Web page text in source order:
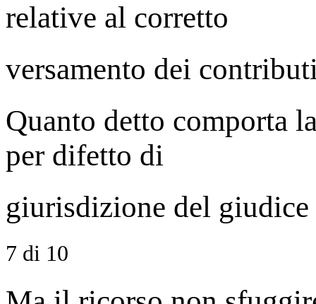
relative al corretto
versamento dei
Quanto detto comporta
per difetto di
giurisdizione del
7 di 10